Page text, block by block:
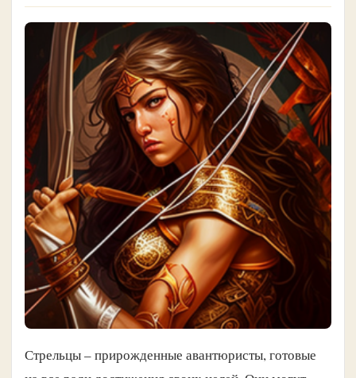
Стрельцы – прирожденные авантюристы, готовые